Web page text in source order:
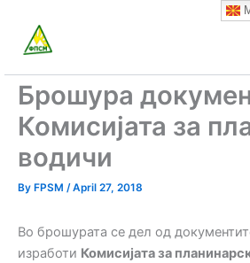
content
Брошура
Комисијата за
водичи
By FPSM /April 27, 2018
Во брошурата се дел од
изработи Комисијата за